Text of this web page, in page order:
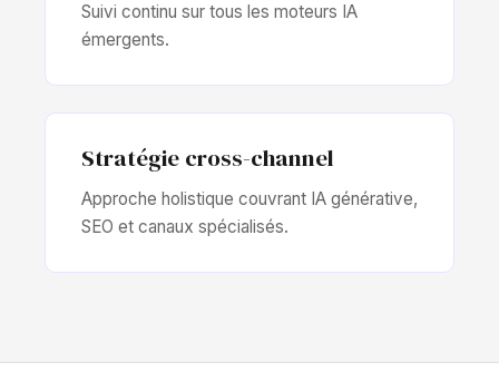
Suivi continu sur tous les moteurs IA
émergents.
Stratégie cross-channel
Approche holistique couvrant IA générative,
SEO et canaux spécialisés.